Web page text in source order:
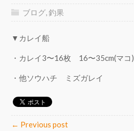
ブログ,釣果
▼カレイ船
・カレイ3〜16枚 16〜35cm(マコ)
・他ソウハチ ミズガレイ
← Previous post